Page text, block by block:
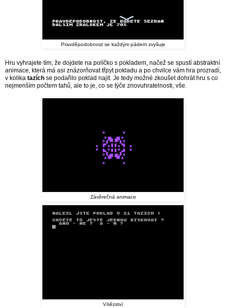
Pravděpodobnost se každým pádem zvyšuje
Hru vyhrajete tím, že dojdete na políčko s pokladem, načež se spustí abstraktní
animace, která má asi znázorňovat třpyt pokladu a po chvilce vám hra prozradí,
v kolika tazích se podařilo poklad najít. Je tedy možné zkoušet dohrát hru s co
nejmenším počtem tahů, ale to je, co se týče znovuhratelnosti, vše.
Závěrečná animace
Vítězství